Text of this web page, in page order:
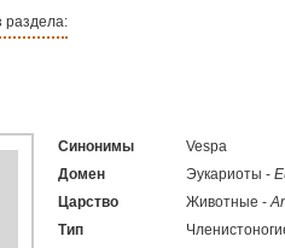
раздела:
Синонимы
Vespa
Домен
Эукариоты -
Царство
Животные -
Тип